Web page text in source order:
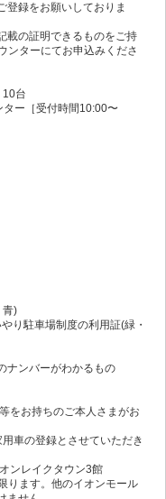
登録をお願いしておりま
載の証明できるものをご持
ンターにてお申込みくださ
台
ー［受付時間10:00〜
)
り駐車場制度の利用証(緑・
ナンバーがわかるもの
をお持ちのご本人さまがお
車の登録とさせていただき
ンレイクタウン3館
ります。他のイオンモール